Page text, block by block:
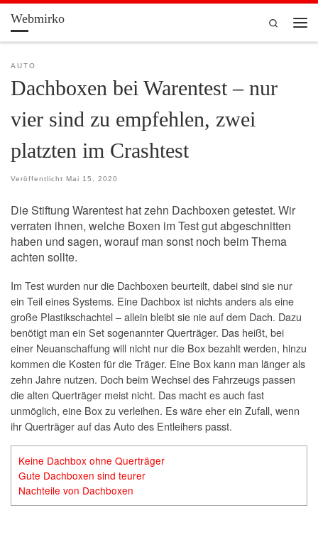
Zum Inhalt springen
Webmirko
Search
AUTO
Dachboxen bei Warentest – nur
vier sind zu empfehlen, zwei
platzten im Crashtest
Veröffentlicht Mai 15, 2020
Die Stiftung Warentest hat zehn Dachboxen getestet. Wir
verraten ihnen, welche Boxen im Test gut abgeschnitten
haben und sagen, worauf man sonst noch beim Thema
achten sollte.
Im Test wurden nur die Dachboxen beurteilt, dabei sind sie nur
ein Teil eines Systems. Eine Dachbox ist nichts anders als eine
große Plastikschachtel – allein bleibt sie nie auf dem Dach. Dazu
benötigt man ein Set sogenannter Querträger. Das heißt, bei
einer Neuanschaffung will nicht nur die Box bezahlt werden, hinzu
kommen die Kosten für die Träger. Eine Box kann man länger als
zehn Jahre nutzen. Doch beim Wechsel des Fahrzeugs passen
die alten Querträger meist nicht. Das macht es auch fast
unmöglich, eine Box zu verleihen. Es wäre eher ein Zufall, wenn
ihr Querträger auf das Auto des Entleihers passt.
Keine Dachbox ohne Querträger
Gute Dachboxen sind teurer
Nachteile von Dachboxen